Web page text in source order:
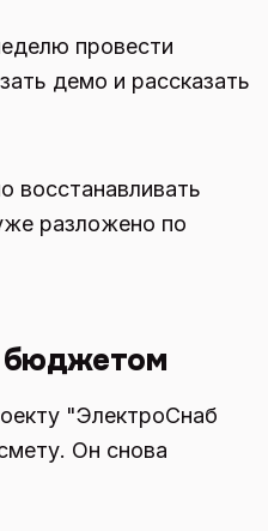
провести
демо и рассказать
восстанавливать
разложено по
бюджетом
"ЭлектроСнаб
Он снова